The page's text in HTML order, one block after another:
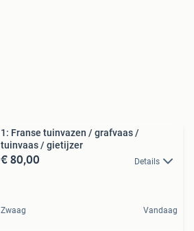
1: Franse tuinvazen / grafvaas /
tuinvaas / gietijzer
€ 80,00 Details
Zwaag Vandaag